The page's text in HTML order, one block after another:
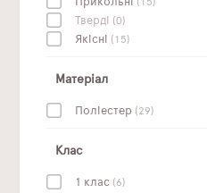
Тверді (0)
Якісні (15)
Матеріал
Поліестер (29)
Клас
1 клас (6)